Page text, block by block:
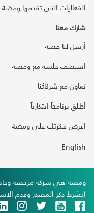
الفعاليات التي تقدمها ومضة
شارك معنا
أرسل لنا قصة
استضف جلسة مع ومضة
تعاون مع شركائنا
أطلق برنامجاً ابتكارياً
اعرض فكرتك على ومضة
English
(بشرط ذكر المصدر وعدم